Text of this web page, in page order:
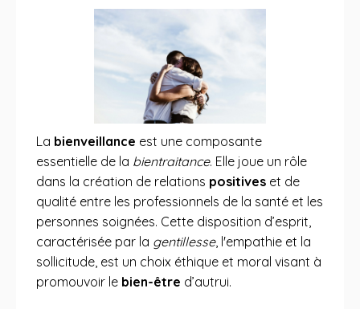
La bienveillance est une composante
essentielle de la bientraitance. Elle joue un rôle
dans la création de relations positives et de
qualité entre les professionnels de la santé et les
personnes soignées. Cette disposition d’esprit,
caractérisée par la gentillesse, l'empathie et la
sollicitude, est un choix éthique et moral visant à
promouvoir le bien-être d’autrui.